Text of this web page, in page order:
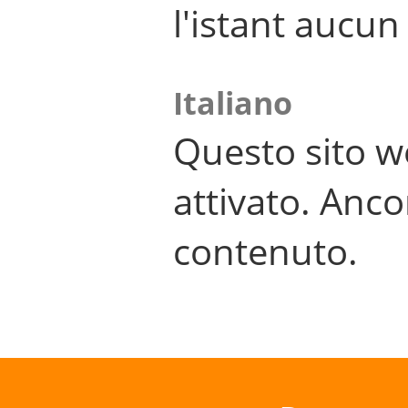
l'istant
Italiano
Questo sito
attivato.
contenuto.